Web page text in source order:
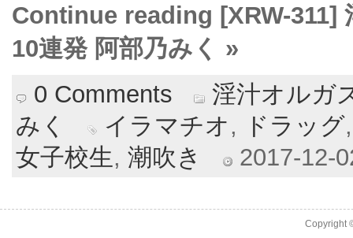
Continue reading [XRW-311]
10連発 阿部乃みく »
0 Comments
淫汁オルガ
みく
イラマチオ , ドラッグ
女子校生, 潮吹き 2017-12-
Copyright